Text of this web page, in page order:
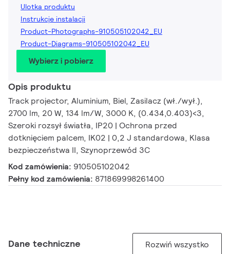
Ulotka produktu
Instrukcje instalacji
Product-Photographs-910505102042_EU
Product-Diagrams-910505102042_EU
Wybierz i pobierz
Opis produktu
Track projector, Aluminium, Biel, Zasilacz (wł./wył.),
2700 lm, 20 W, 134 lm/W, 3000 K, (0.434,0.403)<3,
Szeroki rozsył światła, IP20 | Ochrona przed
dotknięciem palcem, IK02 | 0,2 J standardowa, Klasa
bezpieczeństwa II, Szynoprzewód 3C
Kod zamówienia: 910505102042
Pełny kod zamówienia: 871869998261400
Dane techniczne Rozwiń wszystko